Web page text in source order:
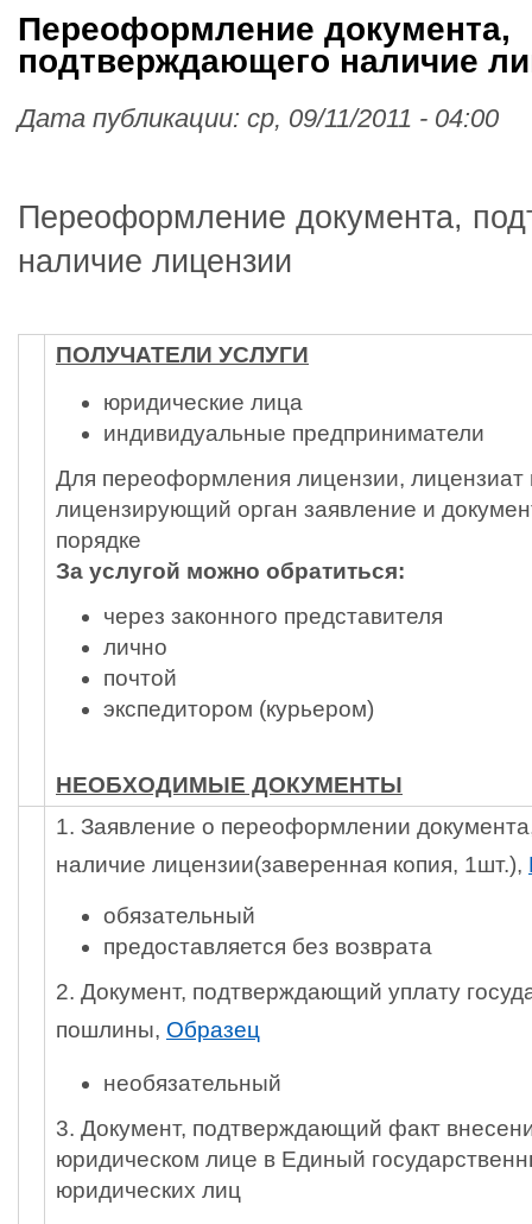
Переоформление документа,
подтверждающего наличие
Дата публикации: ср, 09/11/2011 - 04:00
Переоформление документа,
наличие лицензии
ПОЛУЧАТЕЛИ УСЛУГИ
юридические лица
индивидуальные предприниматели
Для переоформления лицензии, лицензиат
лицензирующий орган заявление и
порядке
За услугой можно обратиться:
через законного представителя
лично
почтой
экспедитором (курьером)
НЕОБХОДИМЫЕ ДОКУМЕНТЫ
1. Заявление о переоформлении
наличие лицензии(заверенная копия, 1шт.),
обязательный
предоставляется без возврата
2. Документ, подтверждающий уплату
пошлины, Образец
необязательный
3. Документ, подтверждающий факт
юридическом лице в Единый
юридических лиц